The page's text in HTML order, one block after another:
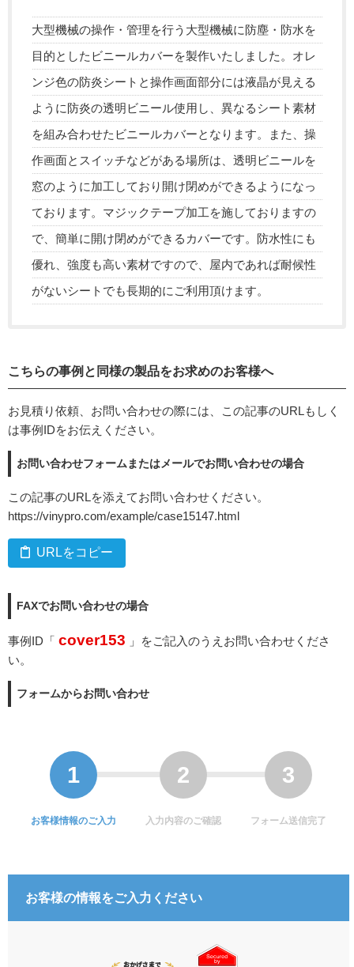
大型機械の操作・管理を行う大型機械に防塵・防水を
目的としたビニールカバーを製作いたしました。オレ
ンジ色の防炎シートと操作画面部分には液晶が見える
ように防炎の透明ビニール使用し、異なるシート素材
を組み合わせたビニールカバーとなります。また、操
作画面とスイッチなどがある場所は、透明ビニールを
窓のように加工しており開け閉めができるようになっ
ております。マジックテープ加工を施しておりますの
で、簡単に開け閉めができるカバーです。防水性にも
優れ、強度も高い素材ですので、屋内であれば耐候性
がないシートでも長期的にご利用頂けます。
こちらの事例と同様の製品をお求めのお客様へ
お見積り依頼、お問い合わせの際には、この記事のURLもしく
は事例IDをお伝えください。
お問い合わせフォームまたはメールでお問い合わせの場合
この記事のURLを添えてお問い合わせください。
https://vinypro.com/example/case15147.html
URLをコピー
FAXでお問い合わせの場合
事例ID「 cover153 」をご記入のうえお問い合わせくださ
い。
フォームからお問い合わせ
お客様情報のご入力 入力内容のご確認 フォーム送信完了
お客様の情報をご入力ください